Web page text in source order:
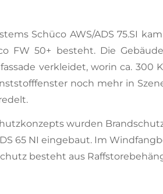
Schüco AWS/ADS 75.SI
FW 50+ besteht. Die
verkleidet, worin ca.
noch mehr in
wurden
65 NI eingebaut. Im
besteht aus